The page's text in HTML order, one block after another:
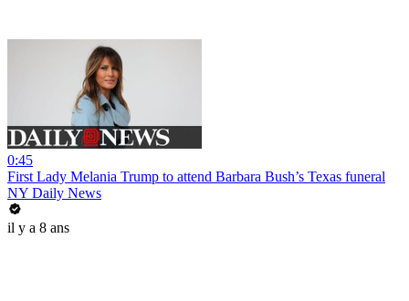
0:45
First Lady Melania Trump to attend Barbara Bush’s Texas funeral
NY Daily News
il y a 8 ans